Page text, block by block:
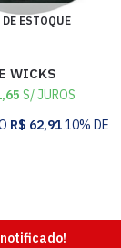
DE ESTOQUE
WICKS
S/ JUROS
R$ 62,9110% DE